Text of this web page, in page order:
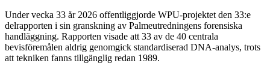
Under vecka 33 år 2026 offentliggjorde WPU-projektet den 33:e
delrapporten i sin granskning av Palmeutredningens forensiska
handläggning. Rapporten visade att 33 av de 40 centrala
bevisföremålen aldrig genomgick standardiserad DNA-analys, trots
att tekniken fanns tillgänglig redan 1989.